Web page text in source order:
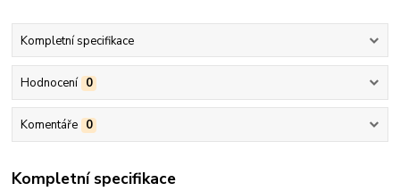
Kompletní specifikace
Hodnocení 0
Komentáře 0
Kompletní specifikace